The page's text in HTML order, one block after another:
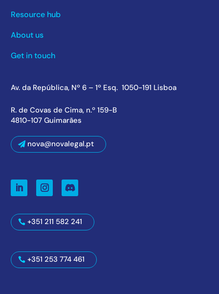
Resource hub
About us
Get in touch
Av. da República, Nº 6 – 1º Esq. 1050-191 Lisboa
R. de Covas de Cima, n.º 159-B
4810-107 Guimarães
nova@novalegal.pt
+351 211 582 241
+351 253 774 461